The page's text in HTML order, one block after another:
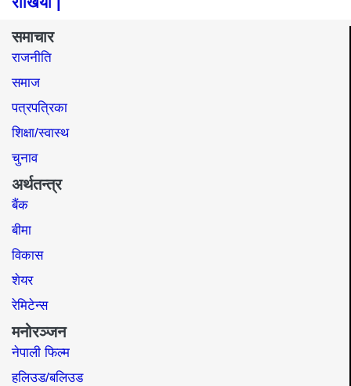
समाचार
राजनीति
समाज​
पत्रपत्रिका
शिक्षा/स्वास्थ
चुनाव
अर्थतन्त्र
बैंक
बीमा
विकास
शेयर
रेमिटेन्स
मनोरञ्जन
नेपाली फिल्म
हलिउड/बलिउड